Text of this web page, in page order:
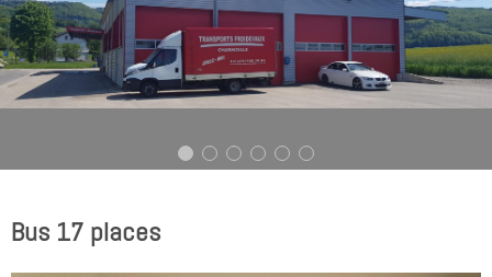
Bus 17 places